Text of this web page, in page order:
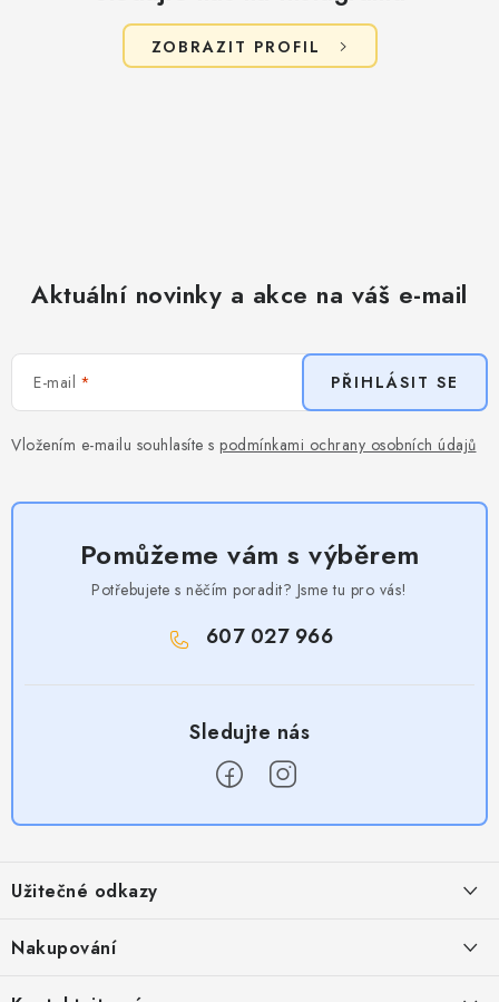
ZOBRAZIT PROFIL
Aktuální novinky a akce na váš e-mail
E-mail
Vložením e-mailu souhlasíte s podmínkami ochrany osobních údajů
PŘIHLÁSIT SE
Pomůžeme vám s výběrem
Potřebujete s něčím poradit? Jsme tu pro vás!
607 027 966
p
a
Užitečné odkazy
Nakupování